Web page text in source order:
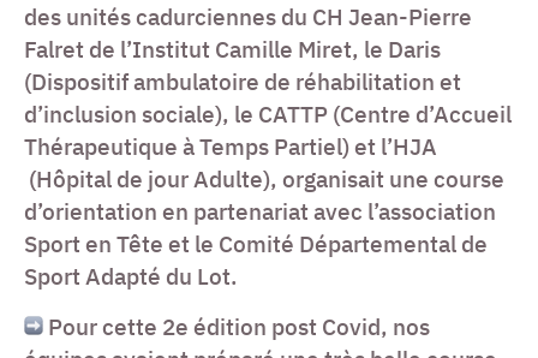
des unités cadurciennes du CH Jean-Pierre
Falret de l’Institut Camille Miret, le Daris
(Dispositif ambulatoire de réhabilitation et
d’inclusion sociale), le CATTP (Centre d’Accueil
Thérapeutique à Temps Partiel) et l’HJA
(Hôpital de jour Adulte), organisait une course
d’orientation en partenariat avec l’association
Sport en Tête et le Comité Départemental de
Sport Adapté du Lot.
Pour cette 2e édition post Covid, nos